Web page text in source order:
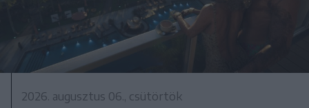
2026. augusztus 06., csütörtök